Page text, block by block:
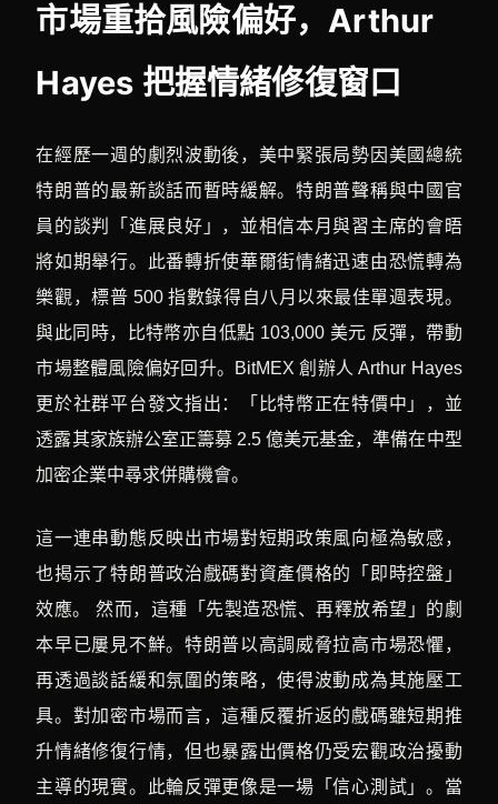
市場重拾風險偏好，Arthur
Hayes 把握情緒修復窗口
在經歷一週的劇烈波動後，美中緊張局勢因美國總統
特朗普的最新談話而暫時緩解。特朗普聲稱與中國官
員的談判「進展良好」，並相信本月與習主席的會晤
將如期舉行。此番轉折使華爾街情緒迅速由恐慌轉為
樂觀，標普 500 指數錄得自八月以來最佳單週表現。
與此同時，比特幣亦自低點 103,000 美元 反彈，帶動
市場整體風險偏好回升。BitMEX 創辦人 Arthur Hayes
更於社群平台發文指出：「比特幣正在特價中」，並
透露其家族辦公室正籌募 2.5 億美元基金，準備在中型
加密企業中尋求併購機會。
這一連串動態反映出市場對短期政策風向極為敏感，
也揭示了特朗普政治戲碼對資產價格的「即時控盤」
效應。 然而，這種「先製造恐慌、再釋放希望」的劇
本早已屢見不鮮。特朗普以高調威脅拉高市場恐懼，
再透過談話緩和氛圍的策略，使得波動成為其施壓工
具。對加密市場而言，這種反覆折返的戲碼雖短期推
升情緒修復行情，但也暴露出價格仍受宏觀政治擾動
主導的現實。此輪反彈更像是一場「信心測試」。當